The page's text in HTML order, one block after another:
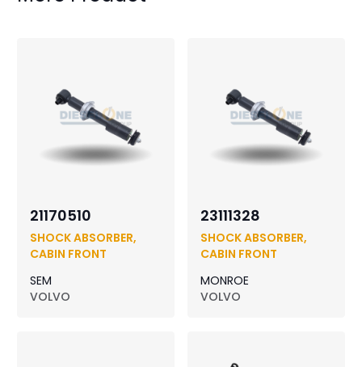
21170510
SHOCK ABSORBER,
CABIN FRONT
SEM
VOLVO
23111328
SHOCK ABSORBER,
CABIN FRONT
MONROE
VOLVO